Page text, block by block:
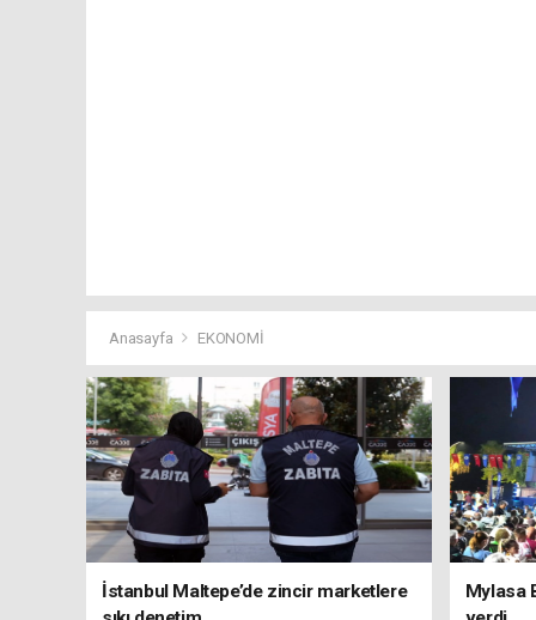
Anasayfa EKONOMİ
İstanbul Maltepe’de zincir marketlere
Mylasa